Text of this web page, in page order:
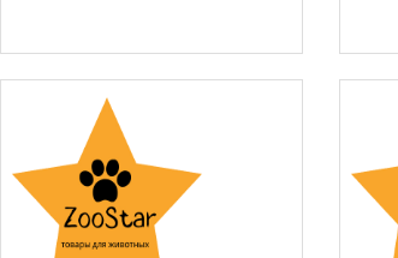
0
days
19
hour
51
min
0